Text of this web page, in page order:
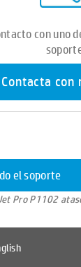
con uno
Contacta con
el soporte
Pro P1102